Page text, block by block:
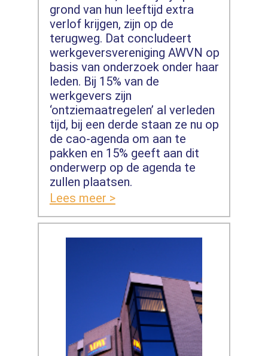
grond van hun leeftijd extra
verlof krijgen, zijn op de
terugweg. Dat concludeert
werkgeversvereniging AWVN op
basis van onderzoek onder haar
leden. Bij 15% van de
werkgevers zijn
‘ontziemaatregelen’ al verleden
tijd, bij een derde staan ze nu op
de cao-agenda om aan te
pakken en 15% geeft aan dit
onderwerp op de agenda te
zullen plaatsen.
Lees meer >